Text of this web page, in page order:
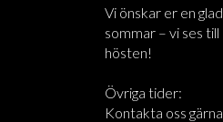
Vi önskar er en glad
sommar – vi ses till
hösten!
Övriga tider:
Kontakta oss gärna